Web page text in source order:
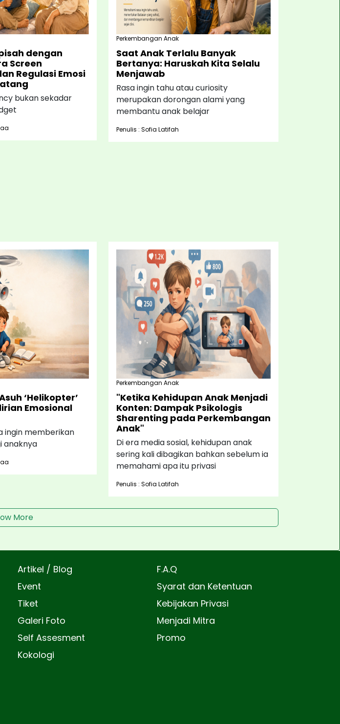
dengan
Screen
Regulasi Emosi
bukan sekadar
Perkembangan Anak
Saat Anak Terlalu Banyak
Bertanya: Haruskah Kita Selalu
Menjawab
Rasa ingin tahu atau curiosity
merupakan dorongan alami yang
membantu anak belajar
Penulis : Sofia Latifah
‘Helikopter’
Emosional
ingin memberikan
anaknya
Perkembangan Anak
"Ketika Kehidupan Anak Menjadi
Konten: Dampak Psikologis
Sharenting pada Perkembangan
Anak"
Di era media sosial, kehidupan anak
sering kali dibagikan bahkan sebelum ia
memahami apa itu privasi
Penulis : Sofia Latifah
More
Artikel / Blog
Event
Tiket
Galeri Foto
Self Assesment
Kokologi
F.A.Q
Syarat dan Ketentuan
Kebijakan Privasi
Menjadi Mitra
Promo